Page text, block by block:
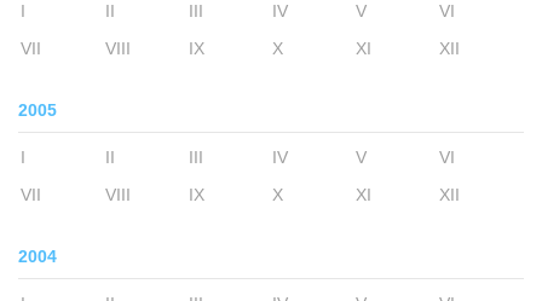
I II III IV V
VI
VII
VIII IX X XI XII
2005
I II III IV V
VI
VII
VIII IX X XI XII
2004